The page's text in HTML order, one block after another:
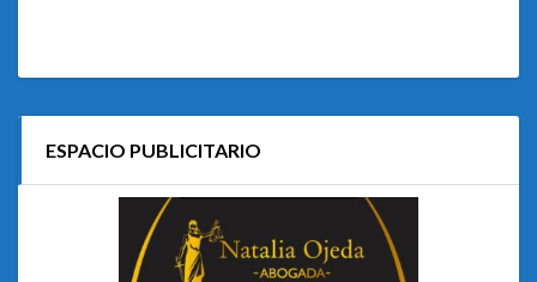
ESPACIO PUBLICITARIO